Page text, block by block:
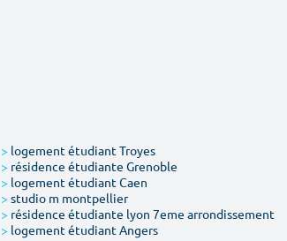
> logement étudiant Troyes
> résidence étudiante Grenoble
> logement étudiant Caen
> studio m montpellier
> résidence étudiante lyon 7eme arrondissement
> logement étudiant Angers